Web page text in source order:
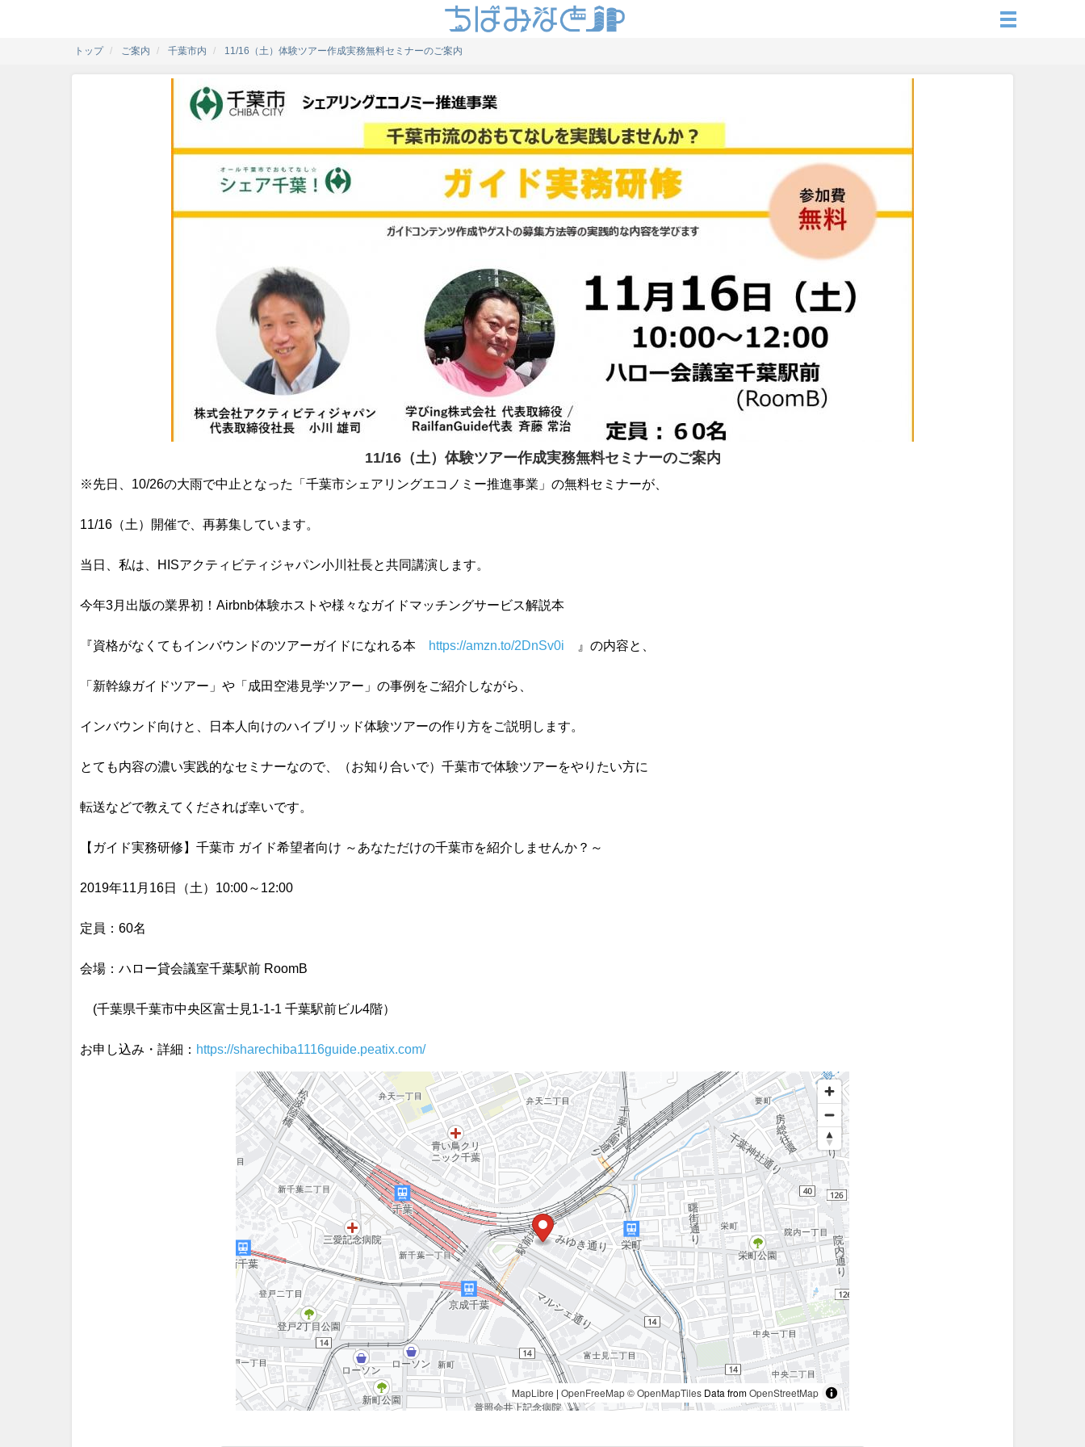
トップ ご案内 千葉市内 11/16（土）体験ツアー作成実務無料セミナーのご案内
11/16（土）体験ツアー作成実務無料セミナーのご案内
※先日、10/26の大雨で中止となった「千葉市シェアリングエコノミー推進事業」の無料セミナーが、
11/16（土）開催で、再募集しています。
当日、私は、HISアクティビティジャパン小川社長と共同講演します。
今年3月出版の業界初！Airbnb体験ホストや様々なガイドマッチングサービス解説本
『資格がなくてもインバウンドのツアーガイドになれる本 https://amzn.to/2DnSv0i 』の内容と、
「新幹線ガイドツアー」や「成田空港見学ツアー」の事例をご紹介しながら、
インバウンド向けと、日本人向けのハイブリッド体験ツアーの作り方をご説明します。
とても内容の濃い実践的なセミナーなので、（お知り合いで）千葉市で体験ツアーをやりたい方に
転送などで教えてくだされば幸いです。
【ガイド実務研修】千葉市 ガイド希望者向け ～あなただけの千葉市を紹介しませんか？～
2019年11月16日（土）10:00～12:00
定員：60名
会場：ハロー貸会議室千葉駅前 RoomB
(千葉県千葉市中央区富士見1-1-1 千葉駅前ビル4階）
お申し込み・詳細： https://sharechiba1116guide.peatix.com/
MapLibre | OpenFreeMap© OpenMapTiles Data fromOpenStreetMap